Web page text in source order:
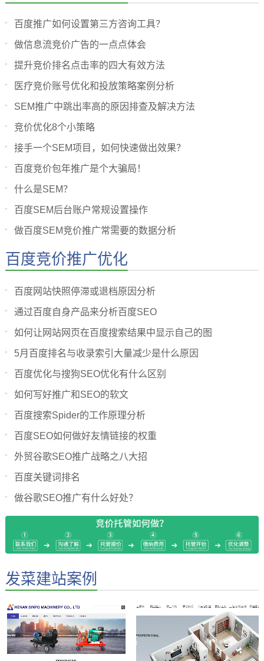
百度推广如何设置第三方咨询工具？
做信息流竞价广告的一点点体会
提升竞价排名点击率的四大有效方法
医疗竞价账号优化和投放策略案例分析
SEM推广中跳出率高的原因排查及解决方法
竞价优化8个小策略
接手一个SEM项目，如何快速做出效果？
百度竞价包年推广是个大骗局！
什么是SEM？
百度SEM后台账户常规设置操作
做百度SEM竞价推广常需要的数据分析
百度竞价推广优化
百度网站快照停滞或退档原因分析
通过百度自身产品来分析百度SEO
如何让网站网页在百度搜索结果中显示自己的图
5月百度排名与收录索引大量减少是什么原因
百度优化与搜狗SEO优化有什么区别
如何写好推广和SEO的软文
百度搜索Spider的工作原理分析
百度SEO如何做好友情链接的权重
外贸谷歌SEO推广战略之八大招
百度关键词排名
做谷歌SEO推广有什么好处？
发菜建站案例